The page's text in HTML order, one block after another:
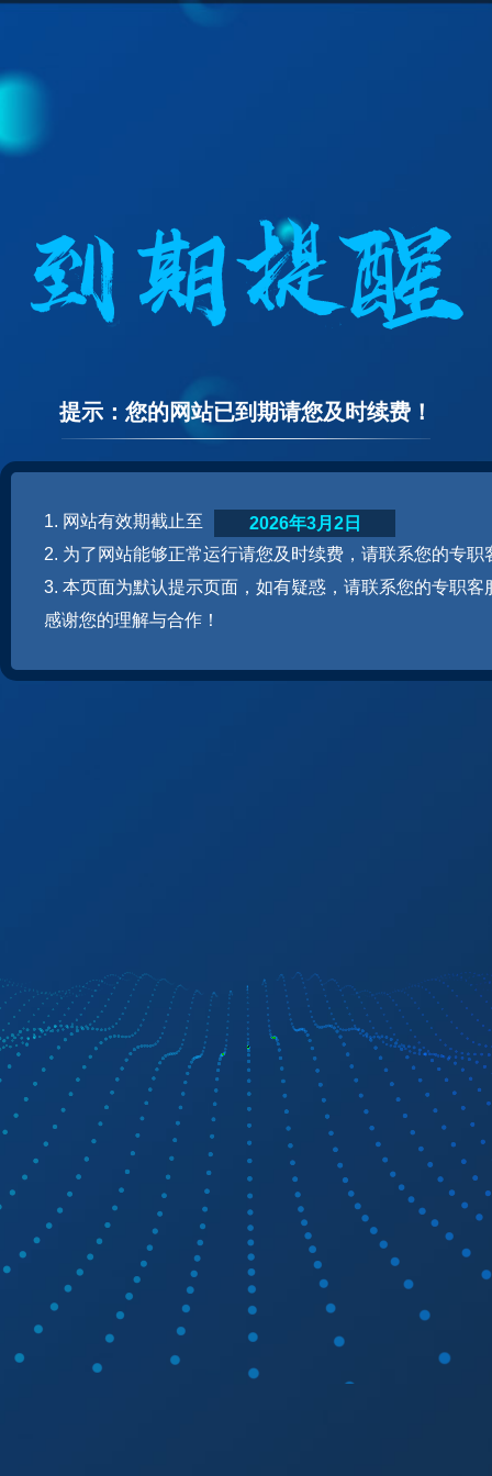
提示：您的网站已到期请您及时续费！
1. 网站有效期截止至
2. 为了网站能够正常运行请您及时续费，请联系您的专职
3. 本页面为默认提示页面，如有疑惑，请联系您的专职客
感谢您的理解与合作！
2026年3月2日